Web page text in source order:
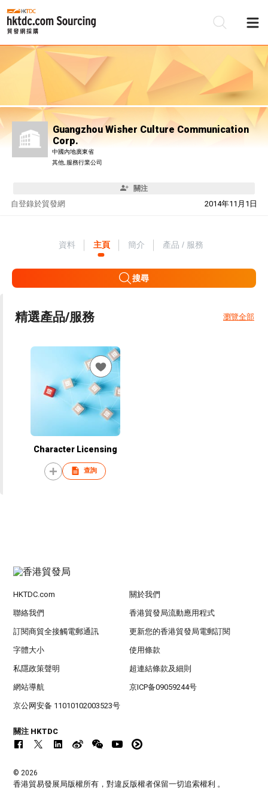
Guangzhou Wisher Culture Communication
Corp.
中國內地廣東省
其他, 服務行業公司
關注
自 2014年11月1日
登錄於貿發網
資料 主頁 簡介 產品 / 服務
搜尋
精選產品/服務 瀏覽全部
Character Licensing
查詢
HKTDC.com 關於我們
聯絡我們 香港貿發局流動應用程式
訂閱商貿全接觸電郵通訊 更新您的香港貿發局電郵訂閱
字體大小 使用條款
私隱政策聲明 超連結條款及細則
網站導航 京ICP备09059244号
京公网安备 11010102003523号
關注 HKTDC
© 2026
香港貿易發展局版權所有，對違反版權者保留一切追索權利 。